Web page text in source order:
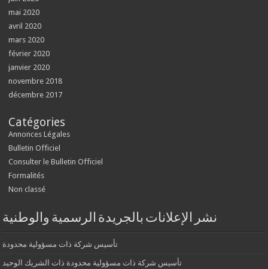
mai 2020
avril 2020
mars 2020
février 2020
janvier 2020
novembre 2018
décembre 2017
Catégories
Annonces Légales
Bulletin Officiel
Consulter le Bulletin Officiel
Formalités
Non classé
نشر الإعلانات بالجريدة الرسمية والوطنية
تأسيس شركة ذات مسؤولية محدودة
تأسيس شركة ذات مسؤولية محدودة ذات الشريك الوحيد